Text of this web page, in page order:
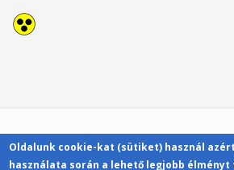
Kapcsolat
Oldalunk cookie-kat (sütiket) használ
használata során a lehető legjobb